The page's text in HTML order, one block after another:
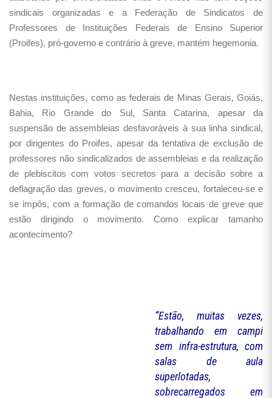
sindicais organizadas e a Federação de Sindicatos de
Professores de Instituições Federais de Ensino Superior
(Proifes), pró-governo e contrário à greve, mantém hegemonia.
Nestas instituições, como as federais de Minas Gerais, Goiás,
Bahia, Rio Grande do Sul, Santa Catarina, apesar da
suspensão de assembleias desfavoráveis à sua linha sindical,
por dirigentes do Proifes, apesar da tentativa de exclusão de
professores não sindicalizados de assembleias e da realização
de plebiscitos com votos secretos para a decisão sobre a
deflagração das greves, o movimento cresceu, fortaleceu-se e
se impôs, com a formação de comandos locais de greve que
estão dirigindo o movimento. Como explicar tamanho
acontecimento?
“Estão, muitas vezes,
trabalhando em campi
sem infra-estrutura, com
salas de aula
superlotadas,
sobrecarregados em